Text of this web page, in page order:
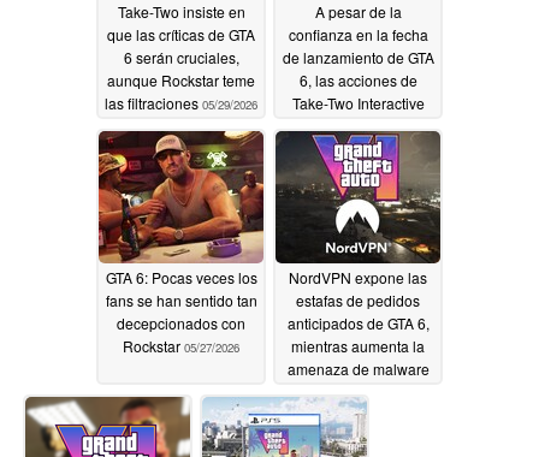
Take-Two insiste en
que las críticas de GTA
6 serán cruciales,
aunque Rockstar teme
las filtraciones 05/29/2026
A pesar de la
confianza en la fecha
de lanzamiento de GTA
6, las acciones de
Take-Two Interactive
05/28/2026
GTA 6: Pocas veces los
fans se han sentido tan
decepcionados con
Rockstar 05/27/2026
NordVPN expone las
estafas de pedidos
anticipados de GTA 6,
mientras aumenta la
amenaza de malware
lanzamiento